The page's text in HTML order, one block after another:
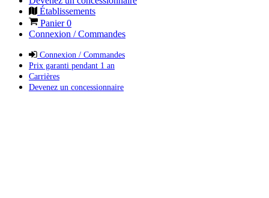
Établissements
Panier0
Connexion / Commandes
Connexion / Commandes
Prix garanti pendant 1 an
Carrières
Devenez un concessionnaire